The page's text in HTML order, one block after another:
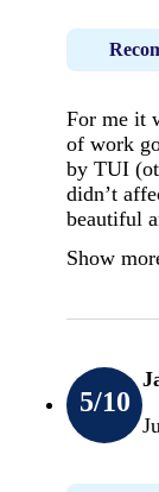
For me it
of work
by TUI
didn’t
beautiful
Show
5/10